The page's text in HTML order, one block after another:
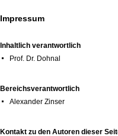
Impressum
Inhaltlich verantwortlich
Prof. Dr. Dohnal
Bereichsverantwortlich
Alexander Zinser
Kontakt zu den Autoren dieser